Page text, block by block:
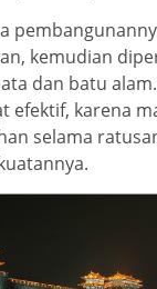
kemudian
dan batu
efektif, karena
selama